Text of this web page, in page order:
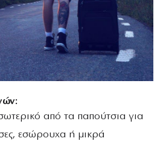
από τα παπούτσια για
εσώρουχα ή μικρά